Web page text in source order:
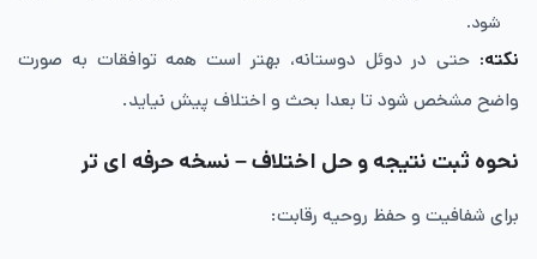
شود.
نکته: حتی در دوئل دوستانه، بهتر است همه توافقات به صورت
واضح مشخص شود تا بعدا بحث و اختلاف پیش نیاید.
نحوه ثبت نتیجه و حل اختلاف – نسخه حرفه ای تر
برای شفافیت و حفظ روحیه رقابت: